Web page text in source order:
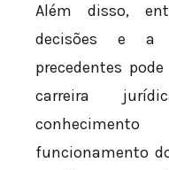
Além disso,
decisões e a
precedentes
carreira
funcionamento